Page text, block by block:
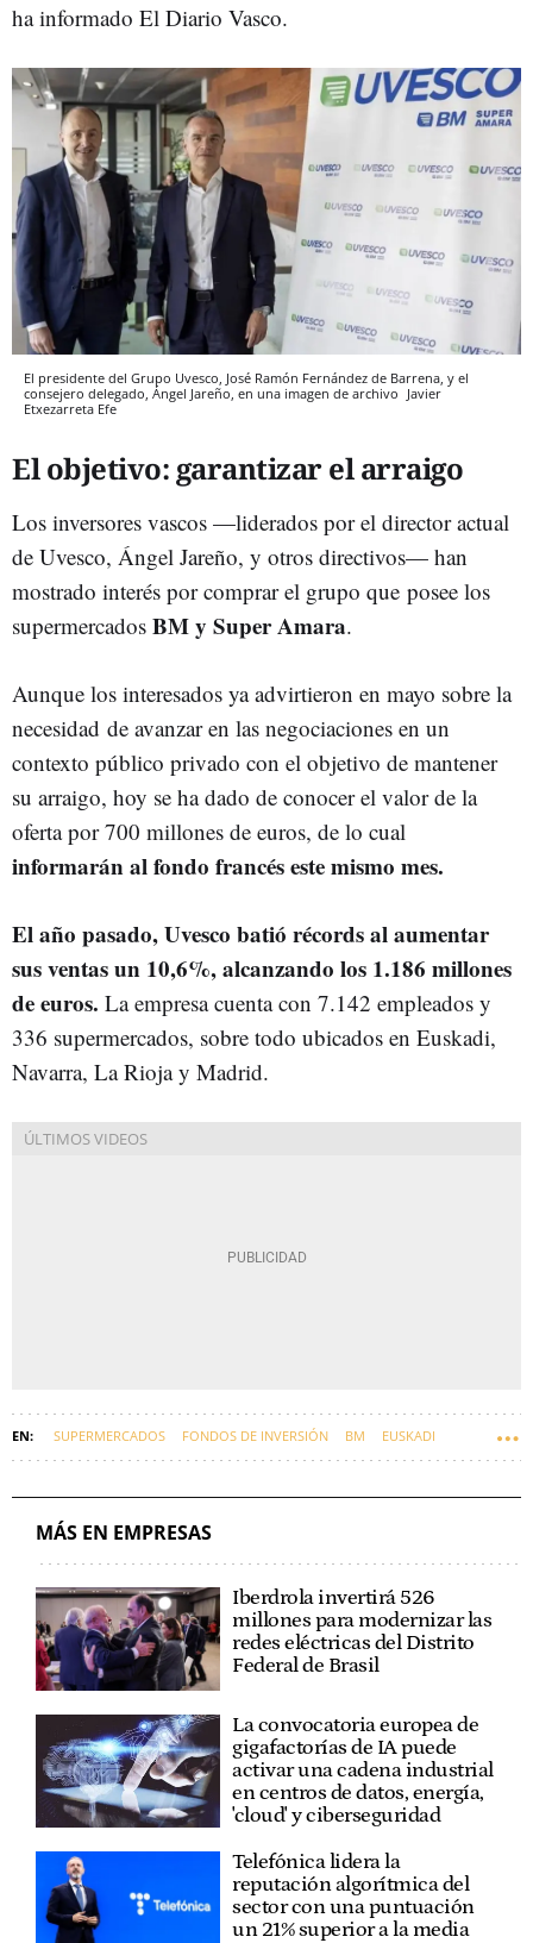
ha informado El Diario Vasco.
El presidente del Grupo Uvesco, José Ramón Fernández de Barrena, y el
consejero delegado, Ángel Jareño, en una imagen de archivo Javier
Etxezarreta Efe
El objetivo: garantizar el arraigo
Los inversores vascos —liderados por el director actual
de Uvesco, Ángel Jareño, y otros directivos— han
mostrado interés por comprar el grupo que posee los
supermercados BM y Super Amara.
Aunque los interesados ya advirtieron en mayo sobre la
necesidad de avanzar en las negociaciones en un
contexto público privado con el objetivo de mantener
su arraigo, hoy se ha dado de conocer el valor de la
oferta por 700 millones de euros, de lo cual
informarán al fondo francés este mismo mes.
El año pasado, Uvesco batió récords al aumentar
sus ventas un 10,6%, alcanzando los 1.186 millones
de euros. La empresa cuenta con 7.142 empleados y
336 supermercados, sobre todo ubicados en Euskadi,
Navarra, La Rioja y Madrid.
SUPERMERCADOS FONDOS DE INVERSIÓN BM EUSKADI
MÁS EN EMPRESAS
Iberdrola invertirá 526
millones para modernizar las
redes eléctricas del Distrito
Federal de Brasil
La convocatoria europea de
gigafactorías de IA puede
activar una cadena industrial
en centros de datos, energía,
'cloud' y ciberseguridad
Telefónica lidera la
reputación algorítmica del
sector con una puntuación
un 21% superior a la media